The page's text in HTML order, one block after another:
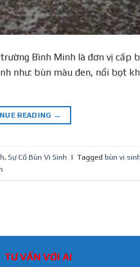
Bình Minh là đơn vị cấp
như: bùn màu đen, nổi bọt
READING →
, Sự Cố Bùn Vi Sinh | Tagged bùn vi sinh
TƯ VẤN VỚI AI